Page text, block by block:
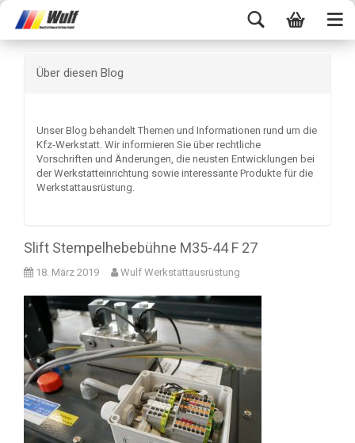
Über diesen Blog
Unser Blog behandelt Themen und Informationen rund um die
Kfz-Werkstatt. Wir informieren Sie über rechtliche
Vorschriften und Änderungen, die neusten Entwicklungen bei
der Werkstatteinrichtung sowie interessante Produkte für die
Werkstattausrüstung.
Slift Stempelhebebühne M35-44 F 27
18. März 2019 Wulf Werkstattausrüstung